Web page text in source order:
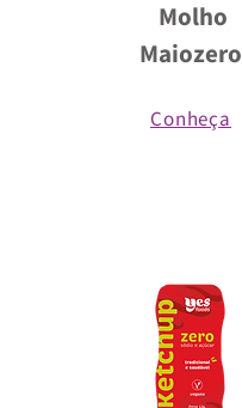
Molho
Maiozero
Conheça